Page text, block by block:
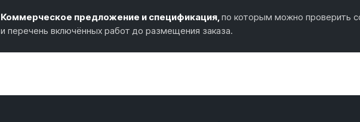
Коммерческое предложение и спецификация,по которым можно проверить
и перечень включённых работ до размещения заказа.